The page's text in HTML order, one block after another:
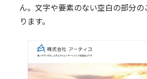
ん。文字や要素のない空白の部分
ります。